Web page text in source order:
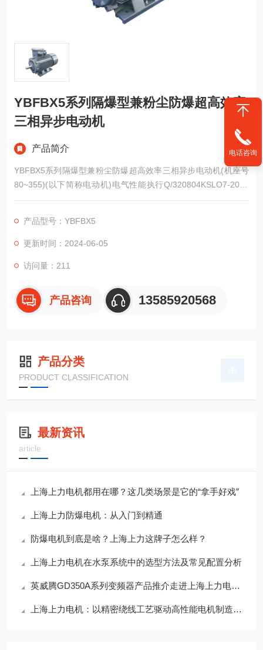
YBFBX5系列隔爆型兼粉尘防爆超高效率
三相异步电动机
产品简介
YBFBX5系列隔爆型兼粉尘防爆超高效率三相异步电动机(机座号
80~355)(以下简称电动机)电气性能执行Q/320804KSLO7-2022
《YBFBX5系列隔爆型兼粉尘防爆超高效率三相异步电动机(机座
产品型号：YBFBX5
更新时间：2024-06-05
访问量：211
产品咨询 13585920568
产品分类
PRODUCT CLASSIFICATION
最新资讯
article
上海上力电机都用在哪？这几类场景是它的“拿手好戏”
上海上力防爆电机：从入门到精通
防爆电机到底是啥？上海上力这牌子怎么样？
上海上力电机在水泵系统中的选型方法及常见配置分析
英威腾GD350A系列变频器产品推介走进上海上力电机 共建高效工业驱动解决方案
上海上力电机：以精密绕线工艺驱动高性能电机制造升级
电话咨询